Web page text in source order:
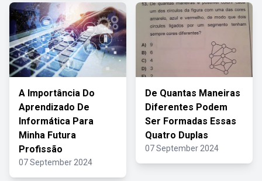
A Importância Do
Aprendizado De
Informática Para
Minha Futura
Profissão
07 September 2024
De Quantas Maneiras
Diferentes Podem
Ser Formadas Essas
Quatro Duplas
07 September 2024